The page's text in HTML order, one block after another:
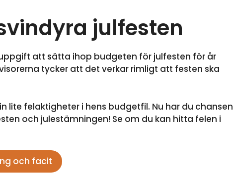
julfesten
att sätta ihop budgeten för julfesten för år
tycker att det verkar rimligt att festen ska
lite felaktigheter i hens budgetfil. Nu har du chansen
och julestämningen! Se om du kan hitta felen i
och facit